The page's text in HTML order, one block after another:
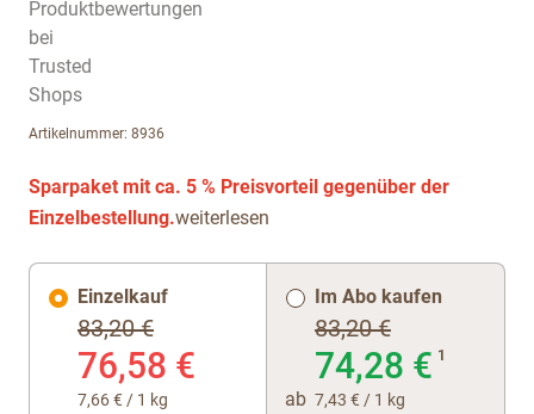
Artikelnummer: 8936
Sparpaket mit ca. 5 % Preisvorteil gegenüber der
Einzelbestellung.weiterlesen
Einzelkauf
83,20 €
76,58 €
7,66 € / 1 kg
Im Abo kaufen
ab
83,20 €
74,28 €
7,43 € / 1 kg
1